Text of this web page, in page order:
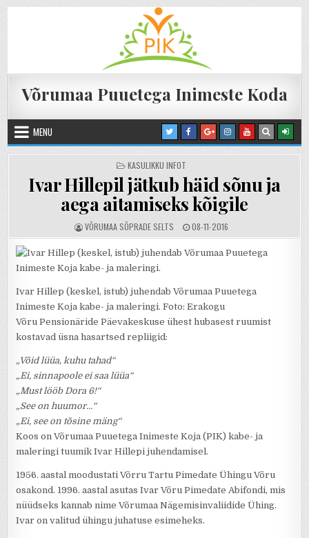
Võrumaa Puuetega Inimeste Koda
MENU
POSTED IN
KASULIKKU INFOT
Ivar Hillepil jätkub häid sõnu ja
aega aitamiseks kõigile
AUTHOR:
VÕRUMAA SÕPRADE SELTS PUBLISHED DATE:
08-11-2016
Ivar Hillep (keskel, istub) juhendab Võrumaa Puuetega
Inimeste Koja kabe- ja maleringi.Foto:Erakogu
Võru Pensionäride Päevakeskuse ühest hubasest ruumist
kostavad üsna hasartsed repliigid:
„Võid lüüa, kuhu tahad“
„Ei, sinnapoole ei saa lüüa“
„Must lööb Dora 6!“
„See on huumor…“
„Ei, see on tõsine mäng“
Koos on Võrumaa Puuetega Inimeste Koja (PIK) kabe- ja
maleringi tuumik Ivar Hillepi juhendamisel.
1956. aastal moodustati Võrru Tartu Pimedate Ühingu Võru
osakond. 1996. aastal asutas Ivar Võru Pimedate Abifondi, mis
nüüdseks kannab nime Võrumaa Nägemisinvaliidide Ühing.
Ivar on valitud ühingu juhatuse esimeheks.